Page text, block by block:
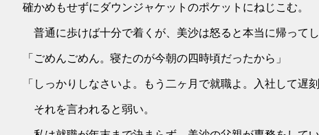
確かめもせずにダウンジャケットのポケットにねじこむ。
普通に歩けば十分で着くが、美沙は怒ると本当に帰って
「ごめんごめん。寝たのが今朝の四時頃だったから」
「しっかりしなさいよ。もう二ヶ月で就職よ。入社して遅
それを言われると弱い。